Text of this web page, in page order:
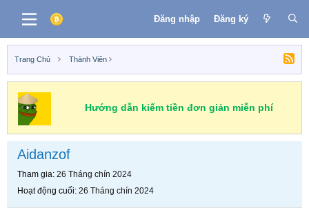
Đăng nhập Đăng ký
Trang Chủ Thành Viên
Hướng dẫn kiếm tiền đơn giản miễn phí
Aidanzof
Tham gia 26 Tháng chín 2024
Hoạt động cuối 26 Tháng chín 2024